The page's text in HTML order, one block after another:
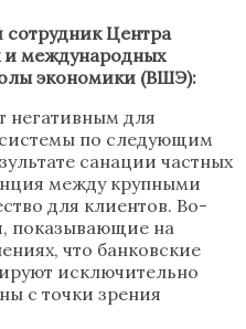
Центра
и международных
экономики (ВШЭ):
негативным для
по следующим
санации частных
между крупными
для клиентов. Во-
показывающие на
что банковские
исключительно
с точки зрения